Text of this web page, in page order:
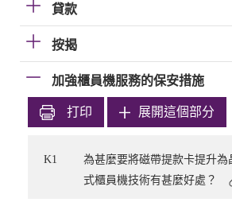
貸款
按揭
加強櫃員機服務的保安措施
打印 展開這個部分
K1
為甚麼要將磁帶提款卡提升為
式櫃員機技術有甚麼好處？